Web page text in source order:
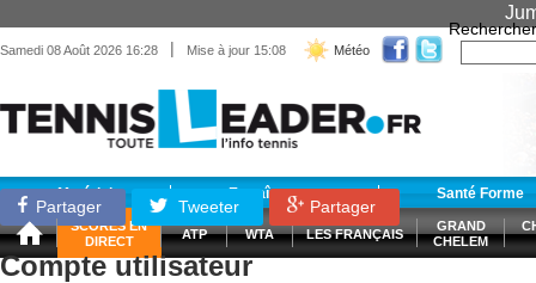
Samedi 08 Août 2026 16:28 | Mise à jour 15:08 Météo
Rechercher
Matériel Entraînement Santé Forme
SCORES EN
DIRECT
ATP WTA LES FRANÇAIS
GRAND
CHELEM
Partager Tweeter Partager
Compte utilisateur